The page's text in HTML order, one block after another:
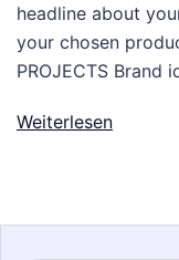
headline about
your chosen
PROJECTS
Weiterlesen